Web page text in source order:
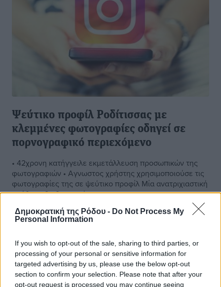
Δημοκρατική της Ρόδου - Do Not Process My
Personal Information
If you wish to opt-out of the sale, sharing to third parties, or
processing of your personal or sensitive information for
targeted advertising by us, please use the below opt-out
section to confirm your selection. Please note that after your
opt-out request is processed you may continue seeing
Ψεύτικο προφίλ Ροδίτισσας με
κλεμμένες φωτογραφίες οδηγεί σε
πορνογραφικό περιεχόμενο
• 42χρονη κατήγγειλε εκμετάλλευση προσωπικών της
φωτογραφιών • Αγνωστος χρήστης χρησιμοποιούσε τις
φωτογραφίες της σε ψεύτικο προφίλ Μία ανατριχιαστική
υπόθεση διαδικτυακής ...
27.02.25, 08:05